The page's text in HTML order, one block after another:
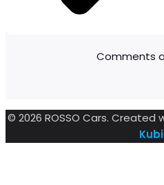
Comments
© 2026 ROSSO Cars.